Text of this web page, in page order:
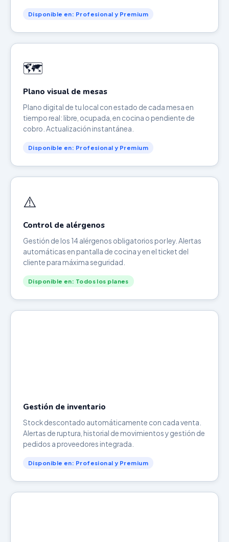
Disponible en: Profesional y Premium
🗺️
Plano visual de mesas
Plano digital de tu local con estado de cada mesa en
tiempo real: libre, ocupada, en cocina o pendiente de
cobro. Actualización instantánea.
Disponible en: Profesional y Premium
⚠️
Control de alérgenos
Gestión de los 14 alérgenos obligatorios por ley. Alertas
automáticas en pantalla de cocina y en el ticket del
cliente para máxima seguridad.
Disponible en: Todos los planes
Gestión de inventario
Stock descontado automáticamente con cada venta.
Alertas de ruptura, historial de movimientos y gestión de
pedidos a proveedores integrada.
Disponible en: Profesional y Premium